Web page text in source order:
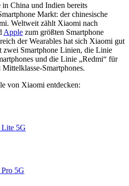
in China und Indien bereits
Markt: der chinesische
Weltweit zählt Xiaomi nach
Apple zum größten Smartphone
der Wearables hat sich Xiaomi gut
zwei Smartphone Linien, die Linie
und die Linie „Redmi“ für
Smartphones.
von Xiaomi entdecken:
5G
5G